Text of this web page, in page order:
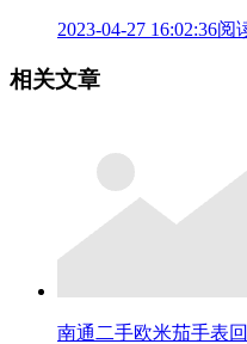
2023-04-27 16:02:36阅
相关文章
南通二手欧米茄手表